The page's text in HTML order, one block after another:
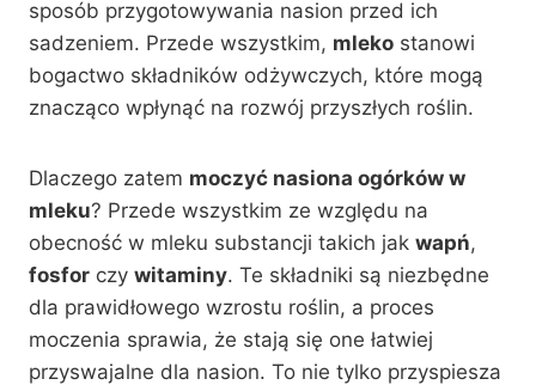
sposób przygotowywania nasion przed ich
sadzeniem. Przede wszystkim, mleko stanowi
bogactwo składników odżywczych, które mogą
znacząco wpłynąć na rozwój przyszłych roślin.
Dlaczego zatem moczyć nasiona ogórków w
mleku? Przede wszystkim ze względu na
obecność w mleku substancji takich jak wapń,
fosfor czy witaminy. Te składniki są niezbędne
dla prawidłowego wzrostu roślin, a proces
moczenia sprawia, że stają się one łatwiej
przyswajalne dla nasion. To nie tylko przyspiesza